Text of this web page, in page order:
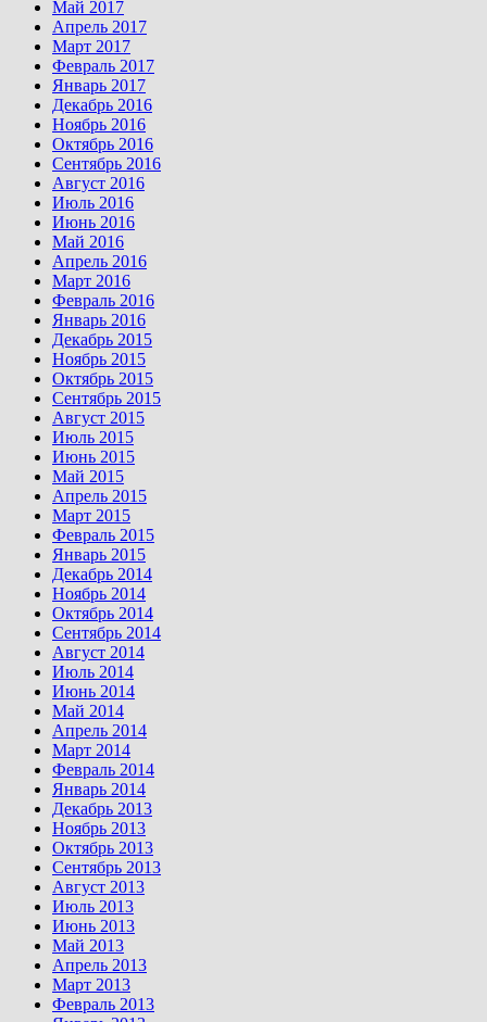
Май 2017
Апрель 2017
Март 2017
Февраль 2017
Январь 2017
Декабрь 2016
Ноябрь 2016
Октябрь 2016
Сентябрь 2016
Август 2016
Июль 2016
Июнь 2016
Май 2016
Апрель 2016
Март 2016
Февраль 2016
Январь 2016
Декабрь 2015
Ноябрь 2015
Октябрь 2015
Сентябрь 2015
Август 2015
Июль 2015
Июнь 2015
Май 2015
Апрель 2015
Март 2015
Февраль 2015
Январь 2015
Декабрь 2014
Ноябрь 2014
Октябрь 2014
Сентябрь 2014
Август 2014
Июль 2014
Июнь 2014
Май 2014
Апрель 2014
Март 2014
Февраль 2014
Январь 2014
Декабрь 2013
Ноябрь 2013
Октябрь 2013
Сентябрь 2013
Август 2013
Июль 2013
Июнь 2013
Май 2013
Апрель 2013
Март 2013
Февраль 2013